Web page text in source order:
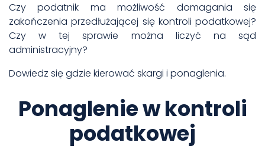
Czy podatnik ma możliwość domagania się
zakończenia przedłużającej się kontroli podatkowej?
Czy w tej sprawie można liczyć na sąd
administracyjny?
Dowiedz się gdzie kierować skargi i ponaglenia.
Ponaglenie w kontroli
podatkowej